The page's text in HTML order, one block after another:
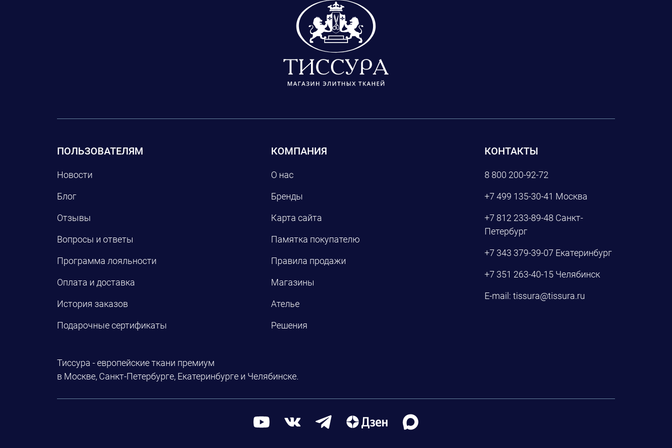
ПОЛЬЗОВАТЕЛЯМ
Новости
Блог
Отзывы
Вопросы и ответы
Программа лояльности
Оплата и доставка
История заказов
Подарочные сертификаты
КОМПАНИЯ
О нас
Бренды
Карта сайта
Памятка покупателю
Правила продажи
Магазины
Ателье
Решения
КОНТАКТЫ
8 800 200-92-72
+7 499 135-30-41 Москва
+7 812 233-89-48 Санкт-
Петербург
+7 343 379-39-07 Екатеринбург
+7 351 263-40-15 Челябинск
E-mail: tissura@tissura.ru
Тиссура - европейские ткани премиум
в Москве, Санкт-Петербурге, Екатеринбурге и Челябинске.